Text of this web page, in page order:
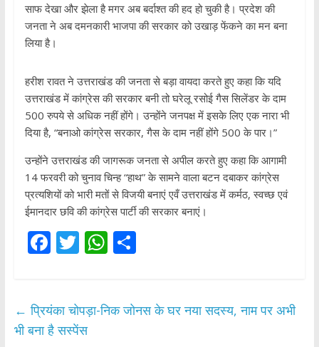
साफ देखा और झेला है मगर अब बर्दाश्त की हद हो चुकी है। प्रदेश की
जनता ने अब दमनकारी भाजपा की सरकार को उखाड़ फेंकने का मन बना
लिया है।
हरीश रावत ने उत्तराखंड की जनता से बड़ा वायदा करते हुए कहा कि यदि
उत्तराखंड में कांग्रेस की सरकार बनी तो घरेलू रसोई गैस सिलेंडर के दाम
500 रुपये से अधिक नहीं होंगे। उन्होंने जनपक्ष में इसके लिए एक नारा भी
दिया है, “बनाओ कांग्रेस सरकार, गैस के दाम नहीं होंगे 500 के पार।”
उन्होंने उत्तराखंड की जागरूक जनता से अपील करते हुए कहा कि आगामी
14 फरवरी को चुनाव चिन्ह “हाथ” के सामने वाला बटन दबाकर कांग्रेस
प्रत्यशियों को भारी मतों से विजयी बनाएं एवँ उत्तराखंड में कर्मठ, स्वच्छ एवं
ईमानदार छवि की कांग्रेस पार्टी की सरकार बनाएं।
F
b
o
T
er
W
s
S
e
← प्रियंका चोपड़ा-निक जोनस के घर नया सदस्य, नाम पर अभी
भी बना है सस्पेंस